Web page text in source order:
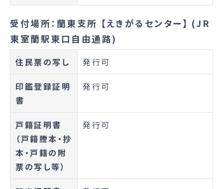
受付場所：蘭東支所 【えきがるセンター】 (JR
東室蘭駅東口自由通路)
住民票の写し 発行可
印鑑登録証明
書
発行可
戸籍証明書
（戸籍謄本・抄
本・戸籍の附
票の写し等）
発行可